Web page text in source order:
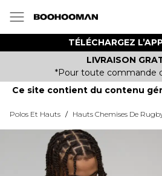
TÉLÉCHARGEZ
LIVRAISON
*Pour toute commande
Ce site contient du contenu
Polos Et Hauts / Hauts Chemises De